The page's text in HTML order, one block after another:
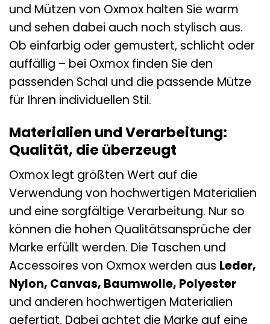
und Mützen von Oxmox halten Sie warm
und sehen dabei auch noch stylisch aus.
Ob einfarbig oder gemustert, schlicht oder
auffällig – bei Oxmox finden Sie den
passenden Schal und die passende Mütze
für Ihren individuellen Stil.
Materialien und Verarbeitung:
Qualität, die überzeugt
Oxmox legt größten Wert auf die
Verwendung von hochwertigen Materialien
und eine sorgfältige Verarbeitung. Nur so
können die hohen Qualitätsansprüche der
Marke erfüllt werden. Die Taschen und
Accessoires von Oxmox werden aus Leder,
Nylon, Canvas, Baumwolle, Polyester
und anderen hochwertigen Materialien
gefertigt. Dabei achtet die Marke auf eine